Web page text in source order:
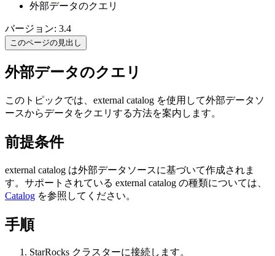
外部データのクエリ
バージョン: 3.4
このページの見出し
外部データのクエリ
このトピックでは、external catalog を使用して外部データソ
ースからデータをクエリする方法を案内します。
前提条件
external catalog は外部データソースに基づいて作成されま
す。サポートされている external catalog の種類については、
Catalog を参照してください。
手順
StarRocks クラスターに接続します。